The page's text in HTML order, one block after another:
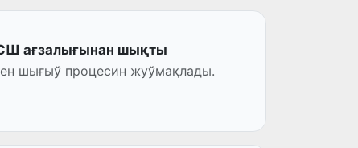
ағзалығынан шықты
шығыў процесин жуўмақлады.